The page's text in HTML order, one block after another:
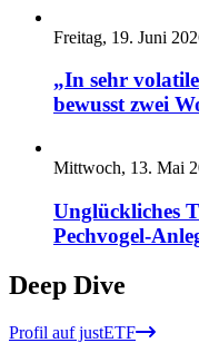
Freitag, 19. Juni
„In sehr
bewusst zwei
Mittwoch, 13. Mai
Unglückliches
Pechvogel-
Deep Dive
Profil auf justETF